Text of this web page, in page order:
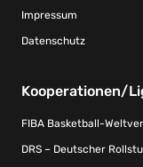
Impressum
Datenschutz
Kooperationen/
FIBA Basketball-
DRS – Deutscher